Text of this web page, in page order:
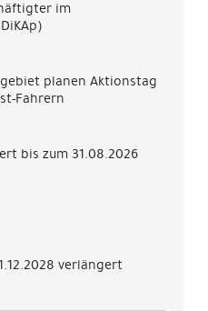
im
planen Aktionstag
Fahrern
bis zum 31.08.2026
verlängert